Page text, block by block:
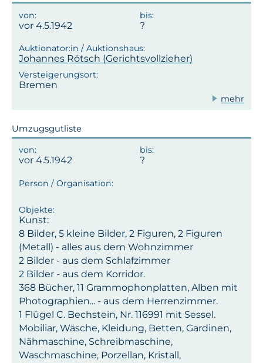
vor 4.5.1942
Johannes Rötsch (Gerichtsvollzieher)
Bremen
mehr
Umzugsgutliste
vor 4.5.1942
Kunst:
8 Bilder, 5 kleine Bilder, 2 Figuren, 2 Figuren
(Metall) - alles aus dem Wohnzimmer
2 Bilder - aus dem Schlafzimmer
2 Bilder - aus dem Korridor.
368 Bücher, 11 Grammophonplatten, Alben mit
Photographien... - aus dem Herrenzimmer.
1 Flügel C. Bechstein, Nr. 116991 mit Sessel.
Mobiliar, Wäsche, Kleidung, Betten, Gardinen,
Nähmaschine, Schreibmaschine,
Waschmaschine, Porzellan, Kristall,